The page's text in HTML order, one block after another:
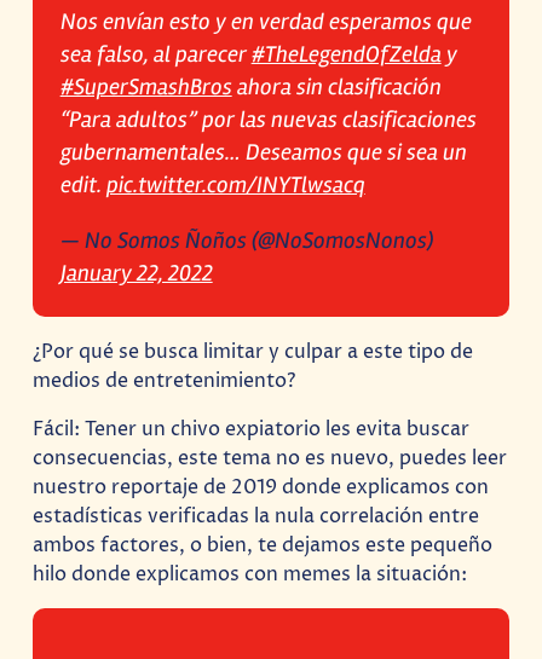
Nos envían esto y en verdad esperamos que
sea falso, al parecer#TheLegendOfZelday
#SuperSmashBrosahora sin clasificación
“Para adultos” por las nuevas clasificaciones
gubernamentales… Deseamos que si sea un
edit. pic.twitter.com/INYTlwsacq
— No Somos Ñoños (@NoSomosNonos)
January 22, 2022
¿Por qué se busca limitar y culpar a este tipo de
medios de entretenimiento?
Fácil: Tener un chivo expiatorio les evita buscar
consecuencias, este tema no es nuevo, puedes leer
nuestro reportaje de 2019 donde explicamos con
estadísticas verificadas la nula correlación entre
ambos factores, o bien, te dejamos este pequeño
hilo donde explicamos con memes la situación: